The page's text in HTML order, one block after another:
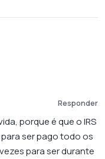
Responder
porque é que o IRS
ser pago todo os
para ser durante